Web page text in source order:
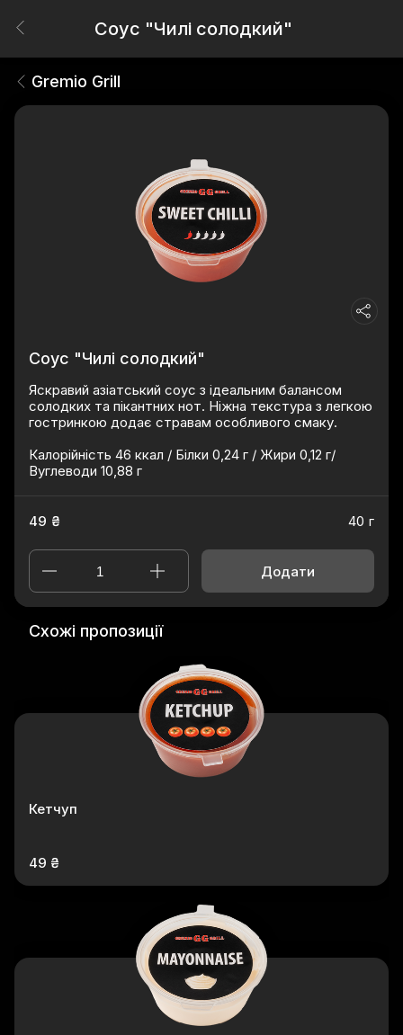
Соус "Чилі солодкий"
Gremio Grill
Соус "Чилі солодкий"
Яскравий азіатський соус з ідеальним балансом
солодких та пікантних нот. Ніжна текстура з легкою
гостринкою додає стравам особливого смаку.
Калорійність 46 ккал / Білки 0,24 г / Жири 0,12 г/
Вуглеводи 10,88 г
49 ₴ 40 г
Додати
Схожі пропозиції
Кетчуп
49 ₴